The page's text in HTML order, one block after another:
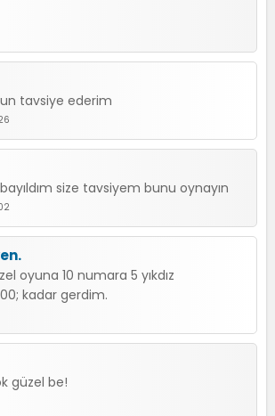
tavsiye ederim
size tavsiyem bunu oynayın
oyuna 10 numara 5 yıkdız
kadar gerdim.
güzel be!